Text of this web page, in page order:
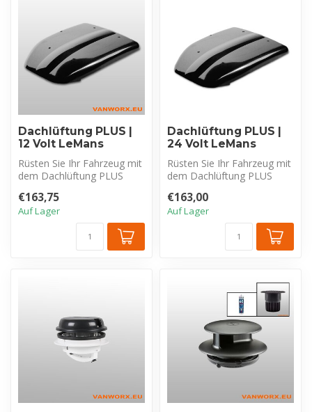
Dachlüftung PLUS |
12 Volt LeMans
Rüsten Sie Ihr Fahrzeug mit
dem Dachlüftung PLUS
Dachlüfter ...
€163,75
Auf Lager
Dachlüftung PLUS |
24 Volt LeMans
Rüsten Sie Ihr Fahrzeug mit
dem Dachlüftung PLUS
Dachlüfter ...
€163,00
Auf Lager